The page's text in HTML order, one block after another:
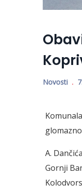
Novosti
A.
Gornji